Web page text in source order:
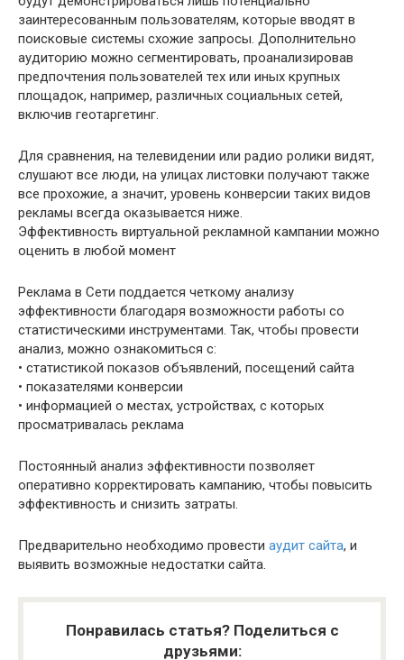
заинтересованным пользователям, которые вводят в
поисковые системы схожие запросы. Дополнительно
аудиторию можно сегментировать, проанализировав
предпочтения пользователей тех или иных крупных
площадок, например, различных социальных сетей,
включив геотаргетинг.
Для сравнения, на телевидении или радио ролики видят,
слушают все люди, на улицах листовки получают также
все прохожие, а значит, уровень конверсии таких видов
рекламы всегда оказывается ниже.
Эффективность виртуальной рекламной кампании можно
оценить в любой момент
Реклама в Сети поддается четкому анализу
эффективности благодаря возможности работы со
статистическими инструментами. Так, чтобы провести
анализ, можно ознакомиться с:
• статистикой показов объявлений, посещений сайта
• показателями конверсии
• информацией о местах, устройствах, с которых
просматривалась реклама
Постоянный анализ эффективности позволяет
оперативно корректировать кампанию, чтобы повысить
эффективность и снизить затраты.
Предварительно необходимо провести аудит сайта, и
выявить возможные недостатки сайта.
Понравилась статья? Поделиться с
друзьями: